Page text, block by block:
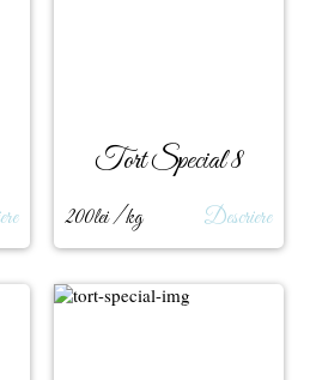
Tort Special 8
200lei / kg Descriere